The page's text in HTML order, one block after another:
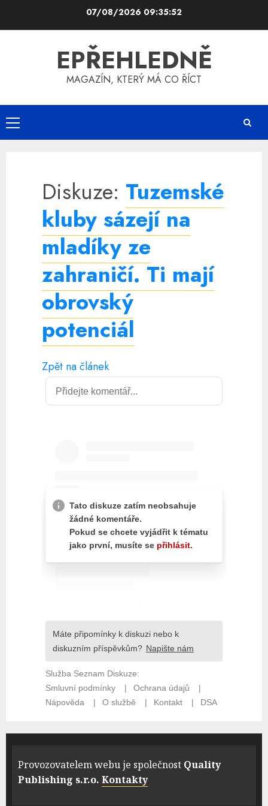
07/08/2026 09:35:52
EPŘEHLEDNĚ
MAGAZÍN, KTERÝ MÁ CO ŘÍCT
Primary
Menu
Diskuze: Tuzemské
kluby sázejí na
mladíky ze
zahraničí. Ti mají
obrovský
potenciál
Zpět na článek
Provozovatelem webu je společnost Quality
Publishing s.r.o. Kontakty